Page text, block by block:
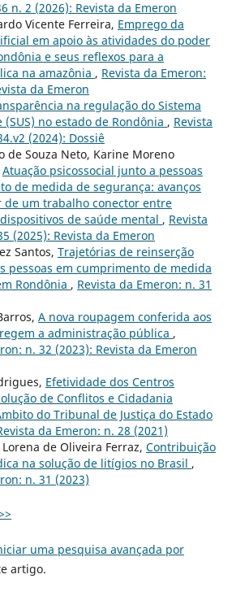
n. 2 (2026): Revista da Emeron
Vicente Ferreira, Emprego da
em apoio às atividades do poder
e seus reflexos para a
na amazônia , Revista da Emeron:
da Emeron
na regulação do Sistema
(SUS) no estado de Rondônia , Revista
(2024): Dossiê
de Souza Neto, Karine Moreno
Atuação psicossocial junto a pessoas
de medida de segurança: avanços
um trabalho conector entre
de saúde mental , Revista
(2025): Revista da Emeron
Santos, Trajetórias de reinserção
pessoas em cumprimento de medida
Rondônia , Revista da Emeron: n. 31
A nova roupagem conferida aos
a administração pública ,
n. 32 (2023): Revista da Emeron
Efetividade dos Centros
de Conflitos e Cidadania
Âmbito do Tribunal de Justiça do Estado
da Emeron: n. 28 (2021)
de Oliveira Ferraz, Contribuição
na solução de litígios no Brasil ,
n. 31 (2023)
uma pesquisa avançada por
artigo.